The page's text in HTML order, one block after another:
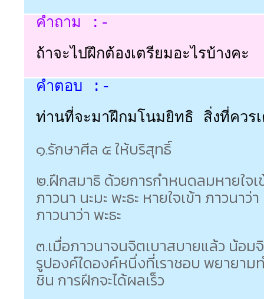
คำถาม :-
ถ้าจะไปฝึกต้องเตรียมอะไรบ้างคะ
คำตอบ :-
ท่านที่จะมาฝึกมโนมยิทธิ สิ่งที่ควร
๑.รักษาศีล ๕ ให้บริสุทธิ์
๒.ฝึกสมาธิ ด้วยการกำหนดลมหายใจ
ภาวนา นะมะ พะธะ หายใจเข้า ภาวนาว่
ภาวนาว่า พะธะ
๓.เมื่อภาวนาจนจิตเบาสบายแล้ว น้อ
รูปองค์ใดองค์หนึ่งที่เราชอบ พยายา
ชิน การฝึกจะได้ผลเร็ว